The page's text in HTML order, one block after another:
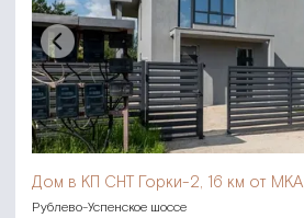
Дом в КП СНТ Горки-2, 16 км от
Рублево-Успенское шоссе